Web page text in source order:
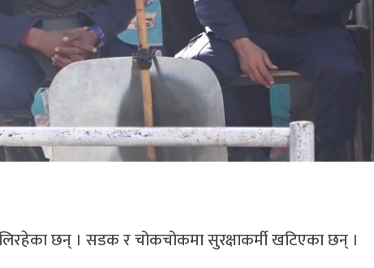
छन् । सडक र चोकचोकमा सुरक्षाकर्मी खटिएका छन् ।